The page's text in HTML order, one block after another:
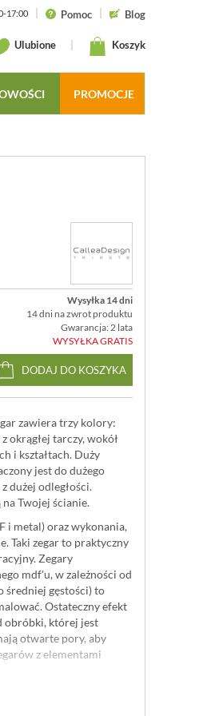
17:00 Pomoc Blog
Ulubione Koszyk
PROMOCJE
Wysyłka 14 dni
14 dni na zwrot produktu
Gwarancja: 2 lata
WYSYŁKA GRATIS
DODAJ DO KOSZYKA
zawiera trzy kolory:
okrągłej tarczy, wokół
i kształtach. Duży
jest do dużego
dużej odległości.
Twojej ścianie.
i metal) oraz wykonania,
Taki zegar to praktyczny
Zegary
mdf'u, w zależności od
średniej gęstości) to
Ostateczny efekt
obróbki, której jest
otwarte pory, aby
z elementami
Włoszech w